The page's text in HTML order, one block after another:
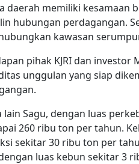
daerah memiliki kesamaan
hubungan perdagangan.
kawasan
pihak KJRI dan
unggulan yang siap
lain Sagu, dengan luas
260 ribu ton per tahun.
sekitar 30 ribu ton per
luas kebun sekitar 3